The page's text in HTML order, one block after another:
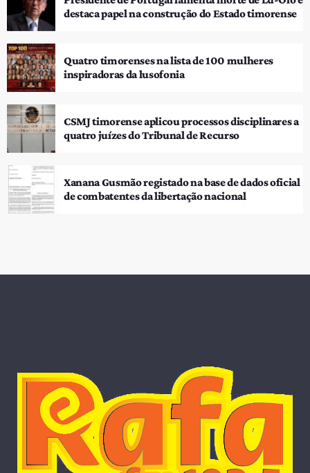
destaca papel na construção do Estado timorense
Quatro timorenses na lista de 100 mulheres
inspiradoras da lusofonia
CSMJ timorense aplicou processos disciplinares a
quatro juízes do Tribunal de Recurso
Xanana Gusmão registado na base de dados oficial
de combatentes da libertação nacional